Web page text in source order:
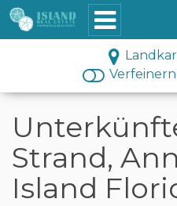
Strand,
Island